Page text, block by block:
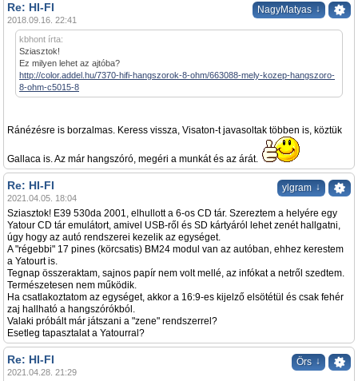
NagyMatyas ↓
Re: HI-FI
2018.09.16. 22:41
kbhont írta:
Sziasztok!
Ez milyen lehet az ajtóba?
http://color.addel.hu/7370-hifi-hangszorok-8-ohm/663088-mely-kozep-hangszoro-
8-ohm-c5015-8
Ránézésre is borzalmas. Keress vissza, Visaton-t javasoltak többen is, köztük
Gallaca is. Az már hangszóró, megéri a munkát és az árát.
ylgram ↓
Re: HI-FI
2021.04.05. 18:04
Sziasztok! E39 530da 2001, elhullott a 6-os CD tár. Szereztem a helyére egy
Yatour CD tár emulátort, amivel USB-ről és SD kártyáról lehet zenét hallgatni,
úgy hogy az autó rendszerei kezelik az egységet.
A "régebbi" 17 pines (körcsatis) BM24 modul van az autóban, ehhez kerestem
a Yatourt is.
Tegnap összeraktam, sajnos papír nem volt mellé, az infókat a netről szedtem.
Természetesen nem működik.
Ha csatlakoztatom az egységet, akkor a 16:9-es kijelző elsötétül és csak fehér
zaj hallható a hangszórókból.
Valaki próbált már játszani a "zene" rendszerrel?
Esetleg tapasztalat a Yatourral?
Örs ↓
Re: HI-FI
2021.04.28. 21:29